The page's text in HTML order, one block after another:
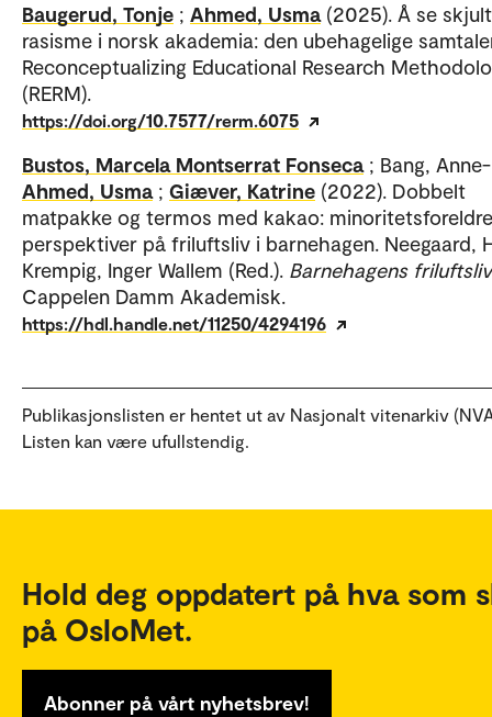
Baugerud, Tonje ; Ahmed, Usma (2025). Å se skjult
rasisme i norsk akademia: den ubehagelige
Reconceptualizing Educational Research
(RERM).
https://doi.org/10.7577/rerm.6075
Bustos, Marcela Montserrat Fonseca ; Bang,
Ahmed, Usma ; Giæver, Katrine (2022). Dobbelt
matpakke og termos med kakao:
perspektiver på friluftsliv i barnehagen. Neegaard,
Krempig, Inger Wallem (Red.). Barnehagens friluftsliv
Cappelen Damm Akademisk.
https://hdl.handle.net/11250/4294196
Publikasjonslisten er hentet ut av Nasjonalt vitenarkiv
Listen kan være ufullstendig.
Hold deg oppdatert på hva som
på OsloMet.
Abonner på vårt nyhetsbrev!